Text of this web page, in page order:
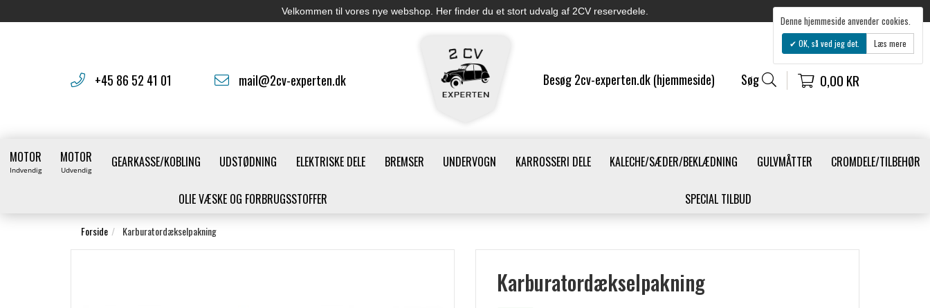
Velkommen til vores nye webshop. Her finder du et stort udvalg af 2CV reservedele.
+45 86 52 41 01 mail@2cv-experten.dk Besøg 2cv-experten.dk (hjemmeside) Søg 0,00 KR
MOTOR
Indvendig
MOTOR
Udvendig GEARKASSE/KOBLING UDSTØDNING ELEKTRISKE DELE BREMSER UNDERVOGN KARROSSERI DELE KALECHE/SÆDER/BEKLÆDNING GULVMÅTTER CROMDELE/TILBEHØR
OLIE VÆSKE OG FORBRUGSSTOFFER SPECIAL TILBUD
Forside Karburatordækselpakning
Karburatordækselpakning
Denne hjemmeside anvender cookies.
OK, så ved jeg det. Læs mere